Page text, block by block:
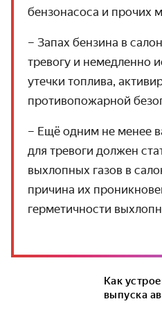
бензонасоса и прочих
– Запах бензина в
тревогу и немедленно
утечки топлива,
противопожарной
– Ещё одним не менее
для тревоги должен
выхлопных газов в
причина их
герметичности
Как
выпуска